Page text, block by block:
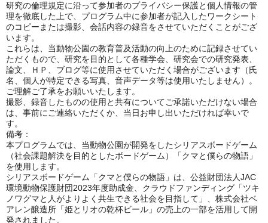
研究の倫理規定に沿って参加者のプライバシー保護と個人情報の管
理を徹底した上で、プログラム中に参加者が記入したワークシート
のコピーまたは撮影、会話内容の録音をさせていただくことがござ
います。
これらは、当動物公園の教育普及活動の向上のために記録させてい
ただくもので、研究を目的として各種学会、研究会での研究発表、
論文、ＨＰ、ブログ等に使用させていただく場合がございます（氏
名、個人が特定できる写真、音声データ等は使用いたしません）。
ご理解ご了承をお願いいたします。
撮影、録音したものの使用と共有についてご承諾いただけない場合
は、事前にご連絡いただくか、当日お申し出いただければ幸いで
す。
備考：
本プログラムでは、当動物公園が開発をしたシリアスボードゲーム
（社会課題解決を目的としたボードゲーム）「クマと僕らの物語」
を使用します。
シリアスボードゲーム「クマと僕らの物語」は、公益財団法人JAC
環境動物保護財団2023年度助成金、クラウドファンディング「ツキ
ノワグマと人がよりよく共生できる社会を目指して」、株式会社ベ
アレン醸造所「姫とリオの乾杯ビール」の売上の一部を活用して開
発されました。